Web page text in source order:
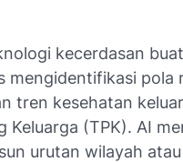
kecerdasan
mengidentifikasi pola
tren kesehatan
(TPK). AI
urutan wilayah